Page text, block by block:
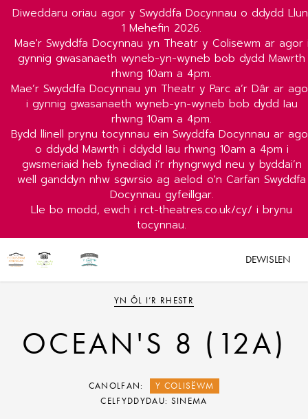
Diweddaru oriau agor y Swyddfa Docynnau o ddydd
1 Mehefin 2026.
Mae'r Swyddfa Docynnau yn Theatr y Colisëwm ar agor
gynnig gwasanaeth wyneb-yn-wyneb bob dydd Mawrth
rhwng 10am a 4pm.
Mae’r Swyddfa Docynnau yn Theatr y Parc a’r Dâr ar
i gynnig gwasanaeth wyneb-yn-wyneb bob dydd Iau
rhwng 10am a 4pm.
Bydd llinell prynu tocynnau ein Swyddfa Docynnau ar
o ddydd Mawrth i ddydd Iau rhwng 10am a 4pm i
gwsmeriaid heb fynediad i’r rhyngrwyd neu y byddai’n
well ganddyn nhw sgwrsio ag aelod o'n Carfan Swyddfa
Docynnau gyfeillgar.
Lle bo modd, ewch i rct-theatres.co.uk/cy/ i brynu
tocynnau.
DEWISLEN
YN ÔL I’R RHESTR
OCEAN'S 8 (12A)
CANOLFAN:
Y COLISËWM
CELFYDDYDAU: SINEMA